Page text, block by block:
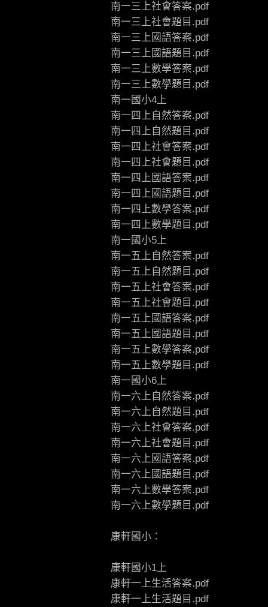
南一三上社會答案.pdf
南一三上社會題目.pdf
南一三上國語答案.pdf
南一三上國語題目.pdf
南一三上數學答案.pdf
南一三上數學題目.pdf
南一國小4上
南一四上自然答案.pdf
南一四上自然題目.pdf
南一四上社會答案.pdf
南一四上社會題目.pdf
南一四上國語答案.pdf
南一四上國語題目.pdf
南一四上數學答案.pdf
南一四上數學題目.pdf
南一國小5上
南一五上自然答案.pdf
南一五上自然題目.pdf
南一五上社會答案.pdf
南一五上社會題目.pdf
南一五上國語答案.pdf
南一五上國語題目.pdf
南一五上數學答案.pdf
南一五上數學題目.pdf
南一國小6上
南一六上自然答案.pdf
南一六上自然題目.pdf
南一六上社會答案.pdf
南一六上社會題目.pdf
南一六上國語答案.pdf
南一六上國語題目.pdf
南一六上數學答案.pdf
南一六上數學題目.pdf
康軒國小：
康軒國小1上
康軒一上生活答案.pdf
康軒一上生活題目.pdf